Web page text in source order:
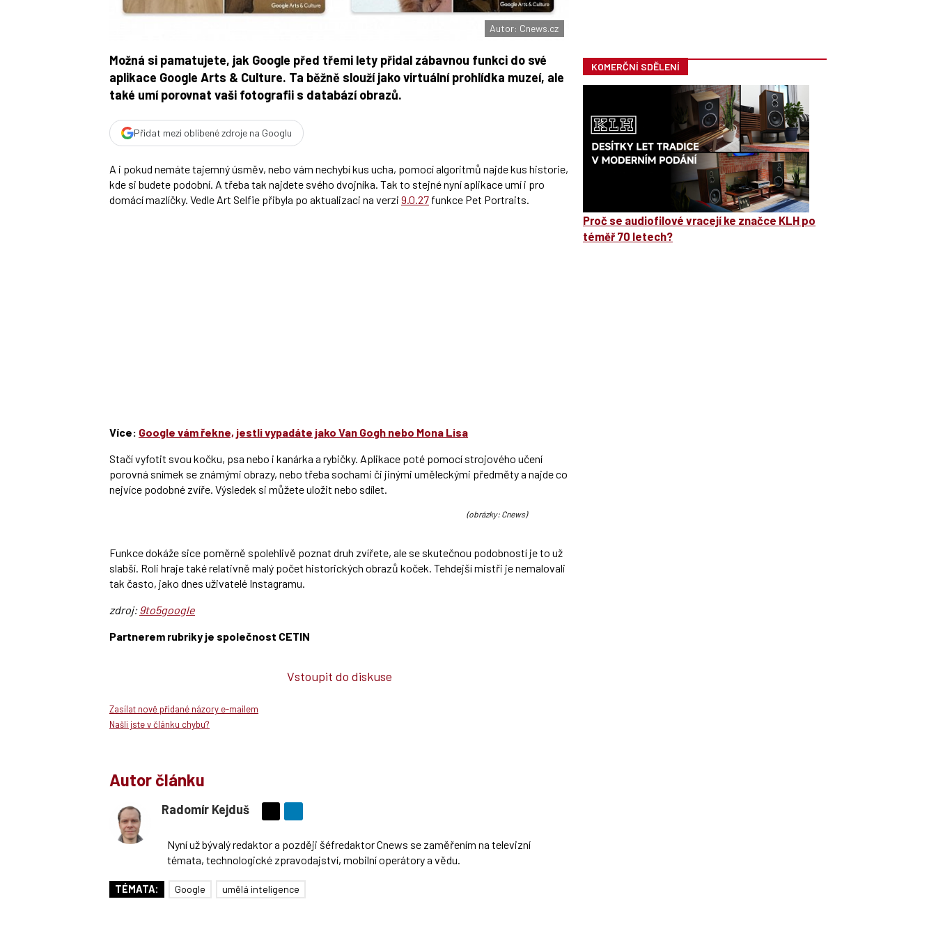
Autor: Cnews.cz
Možná si pamatujete, jak Google před třemi lety přidal zábavnou funkci do své
aplikace Google Arts & Culture. Ta běžně slouží jako virtuální prohlídka muzeí, ale
také umí porovnat vaši fotografii s databází obrazů.
Přidat mezi oblíbené zdroje na Googlu
A i pokud nemáte tajemný úsměv, nebo vám nechybí kus ucha, pomocí algoritmů najde kus historie,
kde si budete podobní. A třeba tak najdete svého dvojníka. Tak to stejné nyní aplikace umí i pro
domácí mazlíčky. Vedle Art Selfie přibyla po aktualizaci na verzi 9.0.27 funkce Pet Portraits.
Více: Google vám řekne, jestli vypadáte jako Van Gogh nebo Mona Lisa
Stačí vyfotit svou kočku, psa nebo i kanárka a rybičky. Aplikace poté pomocí strojového učení
porovná snímek se známými obrazy, nebo třeba sochami či jinými uměleckými předměty a najde co
nejvíce podobné zvíře. Výsledek si můžete uložit nebo sdílet.
(obrázky: Cnews)
Funkce dokáže sice poměrně spolehlivě poznat druh zvířete, ale se skutečnou podobností je to už
slabší. Roli hraje také relativně malý počet historických obrazů koček. Tehdejší mistři je nemalovali
tak často, jako dnes uživatelé Instagramu.
zdroj:9to5google
Partnerem rubriky je společnost CETIN
Vstoupit do diskuse
Zasílat nově přidané názory e-mailem
Našli jste v článku chybu?
Autor článku
Radomír Kejduš
síti
X
Nyní už bývalý redaktor a později šéfredaktor Cnews se zaměřením na televizní
témata, technologické zpravodajství, mobilní operátory a vědu.
TÉMATA: Google umělá inteligence
KOMERČNÍ SDĚLENÍ
Proč se audiofilové vracejí ke značce KLH po
téměř 70 letech?